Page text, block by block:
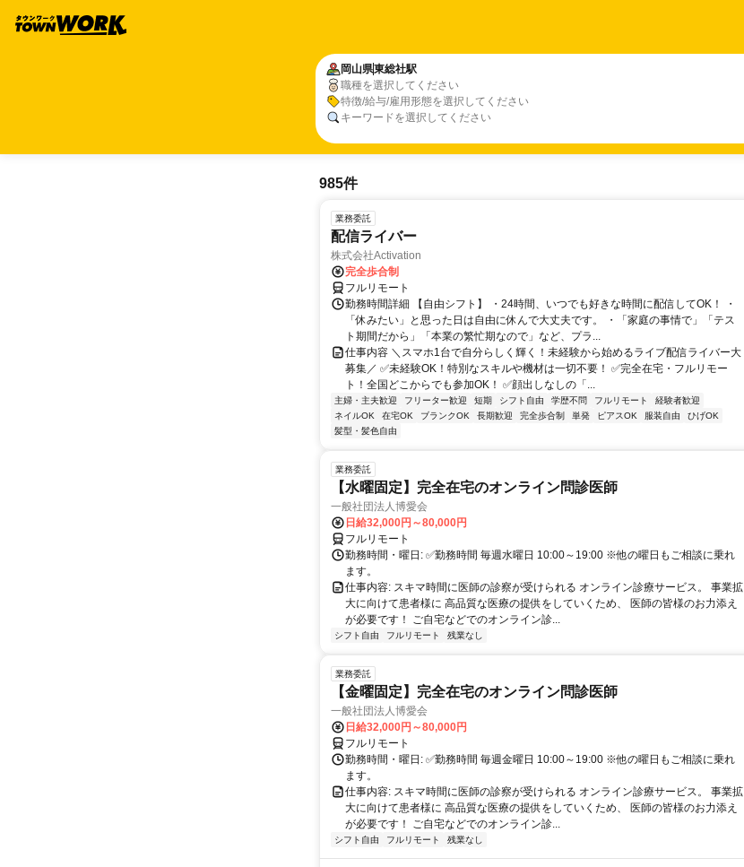
岡山県東総社駅
職種を選択してください
特徴/給与/雇用形態を選択してください
キーワードを選択してください
985件
業務委託
配信ライバー
株式会社Activation
完全歩合制
フルリモート
勤務時間詳細 【自由シフト】 ・24時間、いつでも好きな時間に配信してOK！ ・
「休みたい」と思った日は自由に休んで大丈夫です。 ・「家庭の事情で」「テス
ト期間だから」「本業の繁忙期なので」など、プラ...
仕事内容 ＼スマホ1台で自分らしく輝く！未経験から始めるライブ配信ライバー大
募集／ ✅未経験OK！特別なスキルや機材は一切不要！ ✅完全在宅・フルリモー
ト！全国どこからでも参加OK！ ✅顔出しなしの「...
主婦・主夫歓迎 フリーター歓迎 短期 シフト自由 学歴不問 フルリモート
経験者歓迎
ネイルOK
在宅OK ブランクOK 長期歓迎 完全歩合制 単発 ピアスOK 服装自由
ひげOK
髪型・髪色自由
業務委託
【水曜固定】完全在宅のオンライン問診医師
一般社団法人博愛会
日給32,000円～80,000円
フルリモート
勤務時間・曜日: ✅勤務時間 毎週水曜日 10:00～19:00 ※他の曜日もご相談に乗れ
ます。
仕事内容: スキマ時間に医師の診察が受けられる オンライン診療サービス。 事業拡
大に向けて患者様に 高品質な医療の提供をしていくため、 医師の皆様のお力添え
が必要です！ ご自宅などでのオンライン診...
シフト自由 フルリモート 残業なし
業務委託
【金曜固定】完全在宅のオンライン問診医師
一般社団法人博愛会
日給32,000円～80,000円
フルリモート
勤務時間・曜日: ✅勤務時間 毎週金曜日 10:00～19:00 ※他の曜日もご相談に乗れ
ます。
仕事内容: スキマ時間に医師の診察が受けられる オンライン診療サービス。 事業拡
大に向けて患者様に 高品質な医療の提供をしていくため、 医師の皆様のお力添え
が必要です！ ご自宅などでのオンライン診...
シフト自由 フルリモート 残業なし